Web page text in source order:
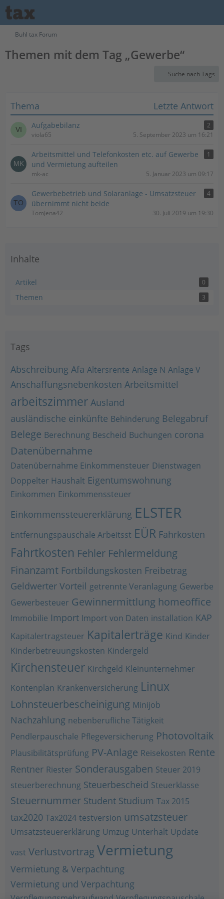
Buhl tax Forum
Themen mit dem Tag „Gewerbe“
Suche nach Tags
Thema Letzte Antwort
Aufgabebilanz
2
viola65
5. September 2023 um 16:21
Arbeitsmittel und Telefonkosten etc. auf Gewerbe
und Vermietung aufteilen
1
mk-ac 5. Januar 2023 um 09:17
Gewerbebetrieb und Solaranlage - Umsatzsteuer
übernimmt nicht beide
4
TomJena42 30. Juli 2019 um 19:30
Inhalte
Artikel 0
Themen 3
Tags
Abschreibung Afa Altersrente Anlage N Anlage V
Anschaffungsnebenkosten Arbeitsmittel
arbeitszimmer Ausland
ausländische einkünfte Behinderung Belegabruf
Belege Berechnung Bescheid Buchungen corona
Datenübernahme
Datenübernahme Einkommensteuer Dienstwagen
Doppelter Haushalt Eigentumswohnung
Einkommen Einkommenssteuer
Einkommenssteuererklärung ELSTER
Entfernungspauschale Arbeitsst EÜR Fahrkosten
Fahrtkosten Fehler Fehlermeldung
Finanzamt Fortbildungskosten Freibetrag
Geldwerter Vorteil getrennte Veranlagung Gewerbe
Gewerbesteuer Gewinnermittlung homeoffice
Immobilie Import Import von Daten installation KAP
Kapitalertragsteuer Kapitalerträge Kind Kinder
Kinderbetreuungskosten Kindergeld
Kirchensteuer Kirchgeld Kleinunternehmer
Kontenplan Krankenversicherung Linux
Lohnsteuerbescheinigung Minijob
Nachzahlung nebenberufliche Tätigkeit
Pendlerpauschale Pflegeversicherung Photovoltaik
Plausibilitätsprüfung PV-Anlage Reisekosten Rente
Rentner Riester Sonderausgaben Steuer 2019
steuerberechnung Steuerbescheid Steuerklasse
Steuernummer Student Studium Tax 2015
tax2020 Tax2024 testversion umsatzsteuer
Umsatzsteuererklärung Umzug Unterhalt Update
vast VerlustvortragVermietung
Vermietung & Verpachtung
Vermietung und Verpachtung